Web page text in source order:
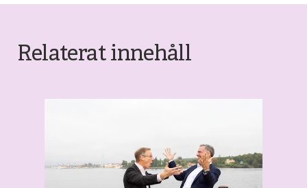
Relaterat innehåll